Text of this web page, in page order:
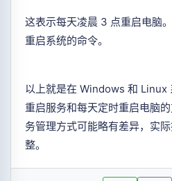
这表示每天凌晨 3 点重启电脑。
重启系统的命令。
以上就是在 Windows 和 Linux
重启服务和每天定时重启电脑
务管理方式可能略有差异，实
整。